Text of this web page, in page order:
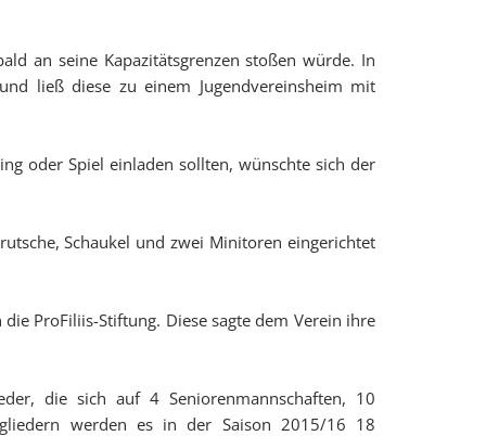
an seine Kapazitätsgrenzen stoßen würde. In
ließ diese zu einem Jugendvereinsheim mit
oder Spiel einladen sollten, wünschte sich der
Schaukel und zwei Minitoren eingerichtet
ProFiliis-Stiftung. Diese sagte dem Verein ihre
die sich auf 4 Seniorenmannschaften, 10
werden es in der Saison 2015/16 18